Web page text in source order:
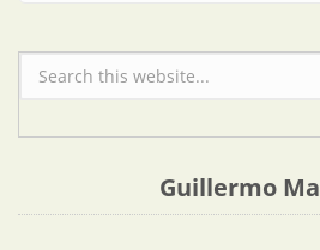
Formulario de búsqueda
Guillermo